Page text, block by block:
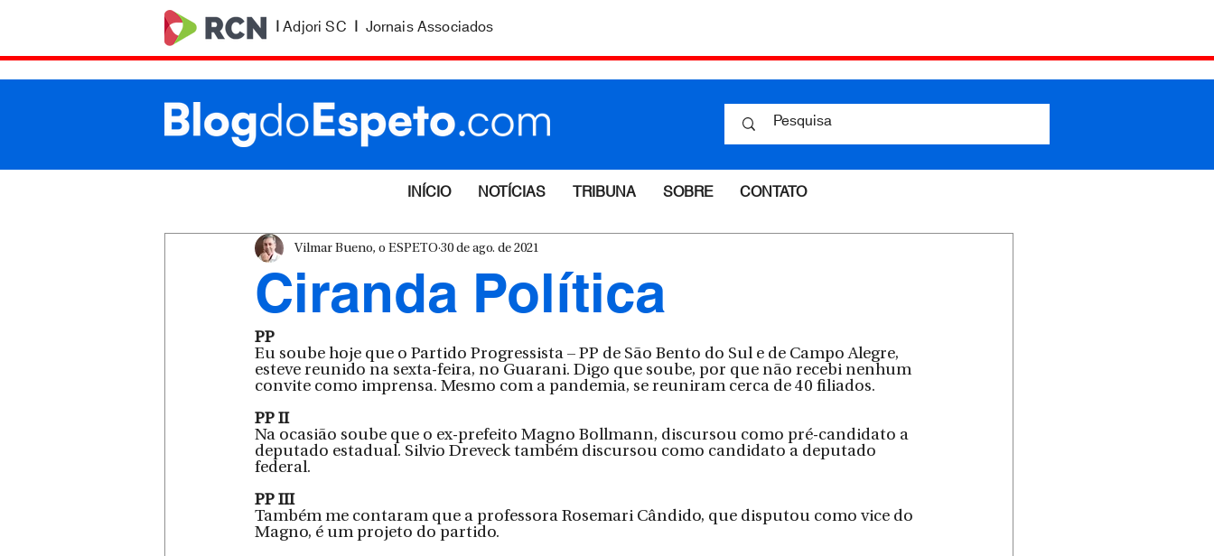
|Adjori SC | Jornais Associados
INÍCIO NOTÍCIAS TRIBUNA SOBRE CONTATO
Ciranda Política
Vilmar Bueno, o ESPETO 30 de ago. de 2021
PP
Eu soube hoje que o Partido Progressista – PP de São Bento do Sul e de Campo Alegre,
esteve reunido na sexta-feira, no Guarani. Digo que soube, por que não recebi nenhum
convite como imprensa. Mesmo com a pandemia, se reuniram cerca de 40 filiados.
PP II
Na ocasião soube que o ex-prefeito Magno Bollmann, discursou como pré-candidato a
deputado estadual. Silvio Dreveck também discursou como candidato a deputado
federal.
PP III
Também me contaram que a professora Rosemari Cândido, que disputou como vice do
Magno, é um projeto do partido.